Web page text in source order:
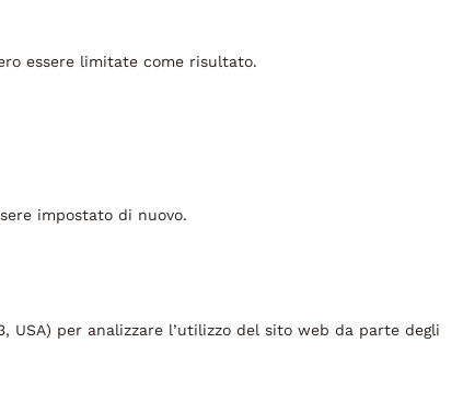
essere limitate come risultato.
impostato di nuovo.
USA) per analizzare l’utilizzo del sito web da parte degli